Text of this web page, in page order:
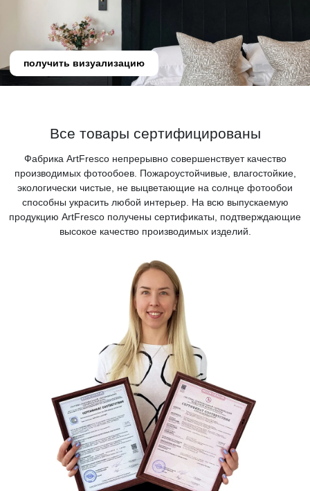
получить визуализацию
Все товары сертифицированы
Фабрика ArtFresco непрерывно совершенствует качество
производимых фотообоев. Пожароустойчивые, влагостойкие,
экологически чистые, не выцветающие на солнце фотообои
способны украсить любой интерьер. На всю выпускаемую
продукцию ArtFresco получены сертификаты, подтверждающие
высокое качество производимых изделий.